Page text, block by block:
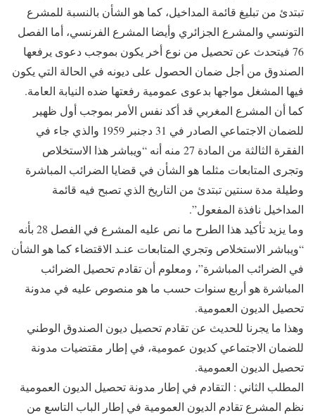
تبتدئ من تبليغ قائمة المداخيل، كما هو الشأن بالنسبة للمشرع
التونسي والمشرع الجزائري وأيضا المشرع الفرنسي، أما الفصل
76 فيتحدث عن تحصيل من نوع أخر يكون بموجب دعوى يرفعها
الصندوق من أجل ضمان الحصول على ديونه في الحالة التي يكون
فيها المشغل مواجها بدعوى عمومية رفعتها ضده النيابة العامة.
كما أن المشرع المغربي قد أكد نفس الأمر بموجب أول ظهير
للضمان الاجتماعي الصادر في 31 دجنبر 1959 والذي جاء في
الفقرة الثالثة من المادة 27 منه أنه “ويباشر هذا الاستخلاص
وتجرى المتابعات مثلما هو الشأن في قضايا الضرائب المباشرة
وطيلة مدة سنتين تبتدئ من التاريخ الذي تصبح فيه قائمة
المداخيل نافذة المفعول”.
وما يزيد تأكيد هذا الطرح ما نص عليه المشرع في الفصل 28 بأنه
“ويباشر الاستخلاص وتجري المتابعات عنـد الاقتضاء كما هو الشأن
في الضرائب المباشرة”، ومعلوم أن تقادم تحصيل الضرائب
المباشرة هو أربع سنوات حسب ما هو منصوص عليه في مدونة
تحصيل الديون العمومية.
وهذا ما يجرنا للحديث عن تقادم تحصيل ديون الصندوق الوطني
للضمان الاجتماعي كديون عمومية، في إطار مقتضيات مدونة
تحصيل الديون العمومية.
المطلب الثاني : التقادم في إطار مدونة تحصيل الديون العمومية
نظم المشرع تقادم الديون العمومية في إطار الباب التاسع من